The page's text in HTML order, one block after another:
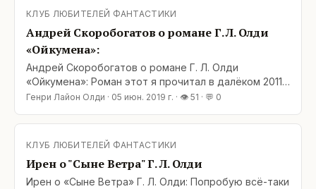
романа Олди у меня занимает, в среднем, в раза
два дольше времени, чем чтение того же объёма
произведения
КЛУБ ЛЮБИТЕЛЕЙ ФАНТАСТИКИ
Андрей Скоробогатов о романе Г. Л. Олди
«Ойкумена»:
Андрей Скоробогатов о романе Г. Л. Олди
«Ойкумена»: Роман этот я прочитал в далёком 2011
году одним из первых романов у Г.Л.Олди, и тогда
авторов достаточно тяжело. Чтение среднего
романа Олди у меня занимает, в среднем, в раза
два дольше времени, чем чтение того же объёма
произведения
Генри Лайон Олди · 05 июн. 2019 г. · 👁 51 · 💬 0
КЛУБ ЛЮБИТЕЛЕЙ ФАНТАСТИКИ
Ирен о "Сыне Ветра" Г. Л. Олди
Ирен о «Сыне Ветра» Г. Л. Олди: Попробую всё-таки